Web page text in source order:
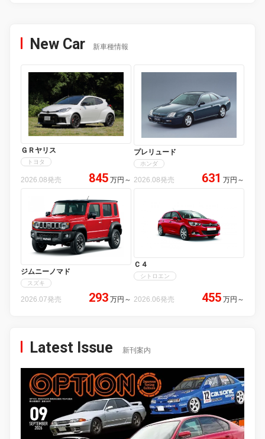
New Car 新車種情報
ＧＲヤリス
トヨタ
2026.08発売 845 万円 ～
プレリュード
ホンダ
2026.08発売 631 万円 ～
ジムニーノマド
スズキ
2026.07発売 293 万円 ～
Ｃ４
シトロエン
2026.06発売 455 万円 ～
Latest Issue 新刊案内